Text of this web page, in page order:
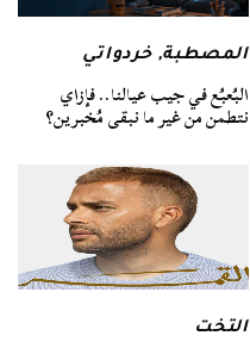
المصطبة,خردواتي
البُعبُع في جيب عيالنا.. فإزاي
نتطمن من غير ما نبقى مُخبرين؟
التخت